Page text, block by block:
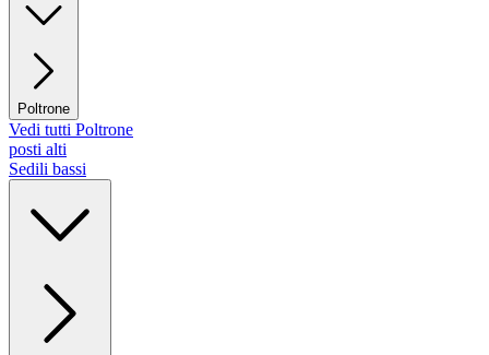
Poltrone
Vedi tutti Poltrone
posti alti
Sedili bassi